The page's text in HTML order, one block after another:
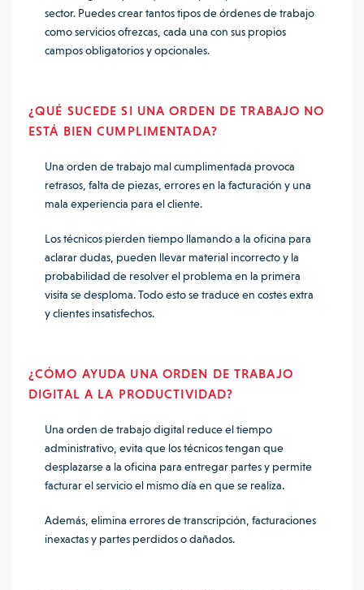
sector. Puedes crear tantos tipos de órdenes de trabajo
como servicios ofrezcas, cada una con sus propios
campos obligatorios y opcionales.
¿QUÉ SUCEDE SI UNA ORDEN DE TRABAJO NO
ESTÁ BIEN CUMPLIMENTADA?
Una orden de trabajo mal cumplimentada provoca
retrasos, falta de piezas, errores en la facturación y una
mala experiencia para el cliente.
Los técnicos pierden tiempo llamando a la oficina para
aclarar dudas, pueden llevar material incorrecto y la
probabilidad de resolver el problema en la primera
visita se desploma. Todo esto se traduce en costes extra
y clientes insatisfechos.
¿CÓMO AYUDA UNA ORDEN DE TRABAJO
DIGITAL A LA PRODUCTIVIDAD?
Una orden de trabajo digital reduce el tiempo
administrativo, evita que los técnicos tengan que
desplazarse a la oficina para entregar partes y permite
facturar el servicio el mismo día en que se realiza.
Además, elimina errores de transcripción, facturaciones
inexactas y partes perdidos o dañados.